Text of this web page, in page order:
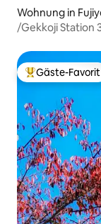
Wohnung in
/Gekkoji Station
Beliebter Gäste-
Gäste-Favorit